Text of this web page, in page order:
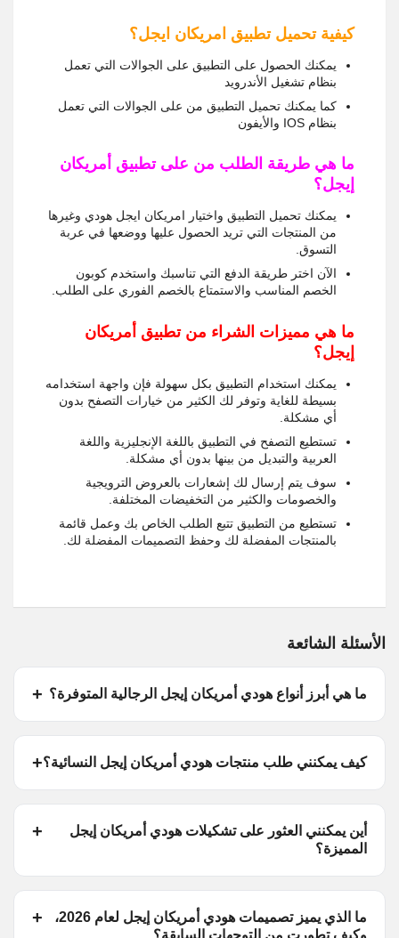
كيفية تحميل تطبيق امريكان ايجل؟
يمكنك الحصول على التطبيق على الجوالات التي تعمل
بنظام تشغيل الأندرويد
كما يمكنك تحميل التطبيق من على الجوالات التي تعمل
بنظام IOS والأيفون
ما هي طريقة الطلب من على تطبيق أمريكان
إيجل؟
يمكنك تحميل التطبيق واختيار امريكان ايجل هودي وغيرها
من المنتجات التي تريد الحصول عليها ووضعها في عربة
التسوق.
الآن اختر طريقة الدفع التي تناسبك واستخدم كوبون
الخصم المناسب والاستمتاع بالخصم الفوري على الطلب.
ما هي مميزات الشراء من تطبيق أمريكان
إيجل؟
يمكنك استخدام التطبيق بكل سهولة فإن واجهة استخدامه
بسيطة للغاية وتوفر لك الكثير من خيارات التصفح بدون
أي مشكلة.
تستطيع التصفح في التطبيق باللغة الإنجليزية واللغة
العربية والتبديل من بينها بدون أي مشكلة.
سوف يتم إرسال لك إشعارات بالعروض الترويجية
والخصومات والكثير من التخفيضات المختلفة.
تستطيع من التطبيق تتبع الطلب الخاص بك وعمل قائمة
بالمنتجات المفضلة لك وحفظ التصميمات المفضلة لك.
الأسئلة الشائعة
ما هي أبرز أنواع هودي أمريكان إيجل الرجالية المتوفرة؟
كيف يمكنني طلب منتجات هودي أمريكان إيجل النسائية؟
أين يمكنني العثور على تشكيلات هودي أمريكان إيجل
المميزة؟
ما الذي يميز تصميمات هودي أمريكان إيجل لعام 2026،
وكيف تطورت من التوجهات السابقة؟